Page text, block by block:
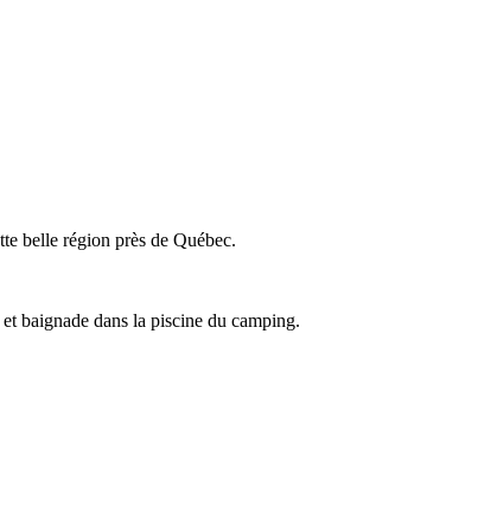
belle région près de Québec.
baignade dans la piscine du camping.